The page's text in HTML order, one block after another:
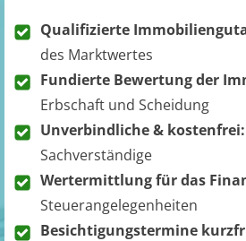
Qualifizierte
des Marktwertes
Fundierte Bewertung der
Erbschaft und Scheidung
Unverbindliche & kostenfrei:
Sachverständige
Wertermittlung für das
Steuerangelegenheiten
Besichtigungstermine